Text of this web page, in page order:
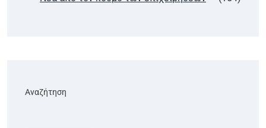
Αναζήτηση